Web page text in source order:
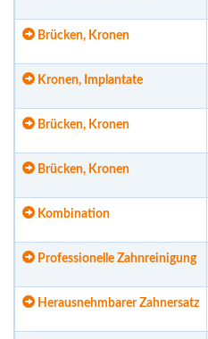
Brücken, Kronen
Kronen, Implantate
Brücken, Kronen
Brücken, Kronen
Kombination
Professionelle Zahnreinigung
Herausnehmbarer Zahnersatz